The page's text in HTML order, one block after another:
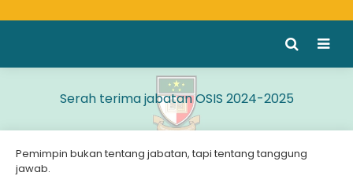
Serah terima jabatan OSIS 2024-2025
Pemimpin bukan tentang jabatan, tapi tentang tanggung
jawab.